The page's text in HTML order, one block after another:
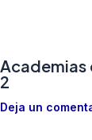
2
Deja un